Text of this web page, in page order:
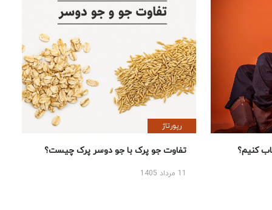
کنیم؟
رپورتاژ
تفاوت جو پرک با جو دوسر پرک چیست؟